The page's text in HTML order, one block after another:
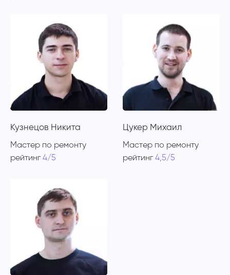
Кузнецов Никита
Мастер по ремонту
рейтинг4/5
Цукер Михаил
Мастер по ремонту
рейтинг4,5/5